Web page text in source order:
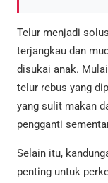
Telur menjadi
terjangkau dan
disukai anak.
telur rebus yang
yang sulit makan
pengganti
Selain itu,
penting untuk